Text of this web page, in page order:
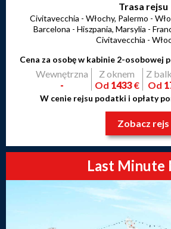
Trasa rejsu
Civitavecchia - Włochy, Palermo -
Barcelona - Hiszpania, Marsylia -
Civitavecchia -
Cena za osobę w kabinie 2-osobowej
Wewnętrzna
-
Z oknem
Od 1433€
Z
Od
W cenie rejsu podatki i opłaty
Zobacz rejs
Last Minute